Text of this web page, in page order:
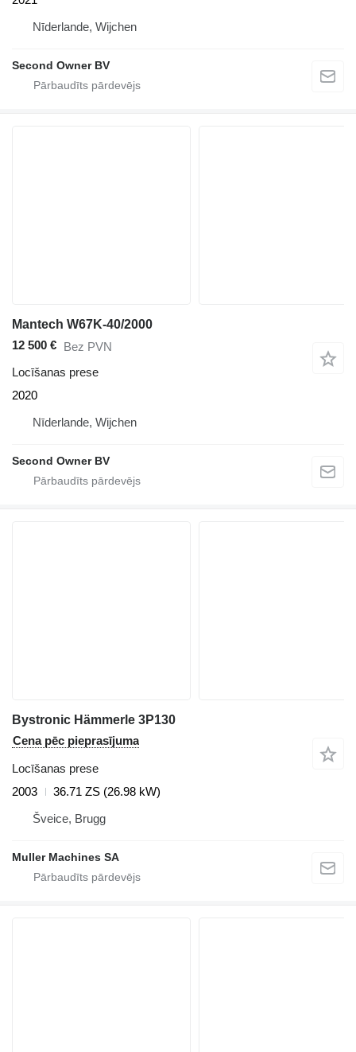
Nīderlande, Wijchen
Second Owner BV
Mantech W67K-40/2000
12 500 € Bez PVN
Locīšanas prese
2020
Nīderlande, Wijchen
Second Owner BV
Bystronic Hämmerle 3P130
Cena pēc pieprasījuma
Locīšanas prese
2003
36.71 ZS (26.98 kW)
Šveice, Brugg
Muller Machines SA